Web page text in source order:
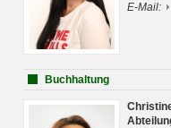
E-Mail:
Buchhaltung